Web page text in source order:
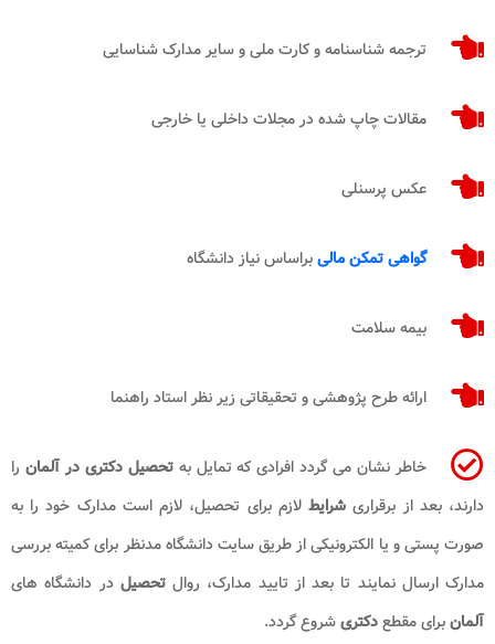
ترجمه شناسنامه و کارت ملی و سایر مدارک شناسایی
مقالات چاپ شده در مجلات داخلی یا خارجی
عکس پرسنلی
گواهی تمکن مالیبراساس نیاز دانشگاه
بیمه سلامت
ارائه طرح پژوهشی و تحقیقاتی زیر نظر استاد راهنما
خاطر نشان می گردد افرادی که تمایل بهتحصیل دکتری در آلمان را
دارند، بعد از برقراری شرایطلازم برای تحصیل، لازم است مدارک خود را به
صورت پستی و یا الکترونیکی از طریق سایت دانشگاه مدنظر برای کمیته بررسی
مدارک ارسال نمایند تا بعد از تایید مدارک، روالتحصیلدر دانشگاه های
آلمانبرای مقطعدکتریشروع گردد.